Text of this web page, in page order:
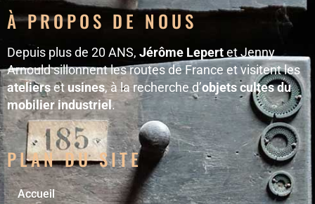
À PROPOS DE NOUS
Depuis plus de 20 ANS, Jérôme Lepertet Jenny
Arnould sillonnent les routes de France et visitent les
ateliersetusines, à la recherche d’objets cultes du
mobilier industriel.
PLAN DU SITE
Accueil